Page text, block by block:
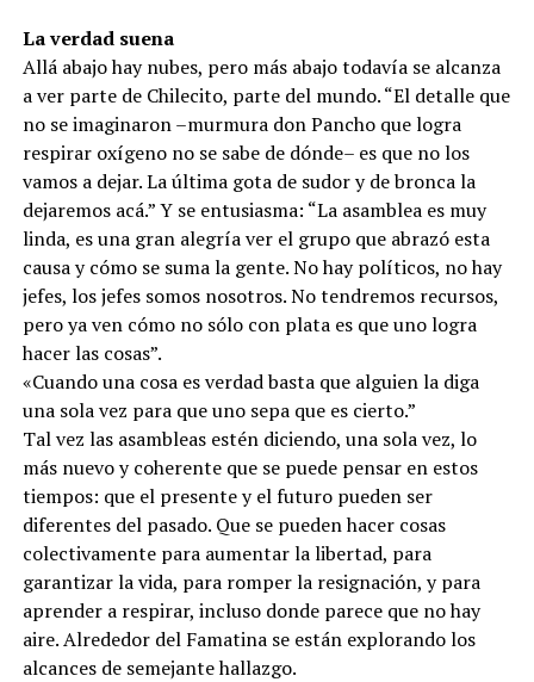
La verdad suena
Allá abajo hay nubes, pero más abajo todavía se alcanza
a ver parte de Chilecito, parte del mundo. “El detalle que
no se imaginaron –murmura don Pancho que logra
respirar oxígeno no se sabe de dónde– es que no los
vamos a dejar. La última gota de sudor y de bronca la
dejaremos acá.” Y se entusiasma: “La asamblea es muy
linda, es una gran alegría ver el grupo que abrazó esta
causa y cómo se suma la gente. No hay políticos, no hay
jefes, los jefes somos nosotros. No tendremos recursos,
pero ya ven cómo no sólo con plata es que uno logra
hacer las cosas”.
«Cuando una cosa es verdad basta que alguien la diga
una sola vez para que uno sepa que es cierto.”
Tal vez las asambleas estén diciendo, una sola vez, lo
más nuevo y coherente que se puede pensar en estos
tiempos: que el presente y el futuro pueden ser
diferentes del pasado. Que se pueden hacer cosas
colectivamente para aumentar la libertad, para
garantizar la vida, para romper la resignación, y para
aprender a respirar, incluso donde parece que no hay
aire. Alrededor del Famatina se están explorando los
alcances de semejante hallazgo.